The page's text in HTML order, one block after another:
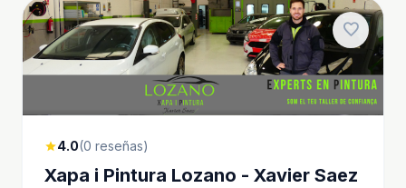
favorite
star4.0(0 reseñas)
Xapa i Pintura Lozano - Xavier Saez